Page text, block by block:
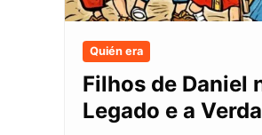
Quién era
Filhos de Daniel
Legado e a